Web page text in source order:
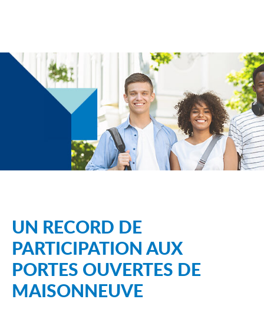
UN RECORD DE
PARTICIPATION AUX
PORTES OUVERTES DE
MAISONNEUVE